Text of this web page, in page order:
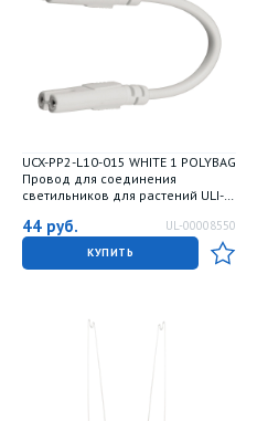
UCX-PP2-L10-015 WHITE 1 POLYBAG
Провод для соединения
светильников для растений ULI-P.
44 руб. UL-00008550
КУПИТЬ